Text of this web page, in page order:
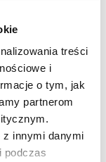
treści
i
o tym, jak
partnerom
z innymi danymi
podczas